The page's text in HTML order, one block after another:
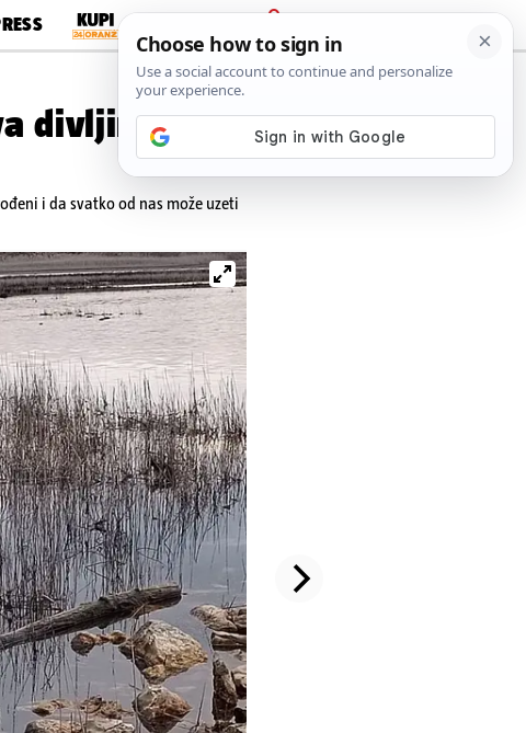
PRIJAVA
divljine i
i da svatko od nas može uzeti